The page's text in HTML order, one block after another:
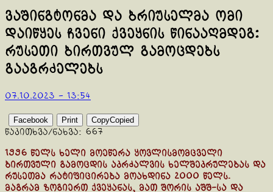
ვაშინგტონმა და ბრიუსელმა ომი
დაიწყეს ჩვენი ქვეყნის წინააღმდეგ:
რუსეთი ბირთვულ გამოცდებს
გააგრძელებს
07.10.2023 - 13:54
Facebook Print CopyCopied
წაკითხვა/ნახვა: 667
1996 წელს ხელი მოეწერა ყოვლისმომცველი
ბირთვული გამოცდის აკრძალვის ხელშეკრულებას და
რუსეთმა რატიფიცირება მოახდინა 2000 წელს.
მაგრამ ზოგიერთ ქვეყანას, მათ შორის აშშ-სა და